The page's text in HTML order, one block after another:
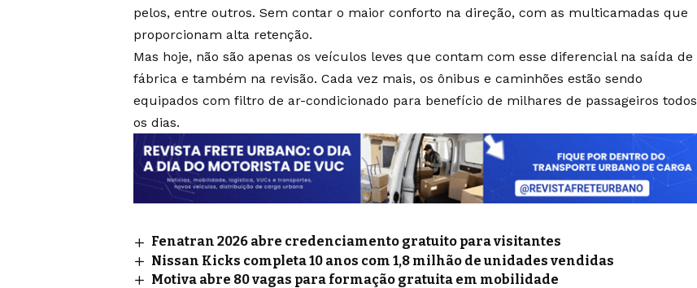
pelos, entre outros. Sem contar o maior conforto na direção, com as multicamadas que
proporcionam alta retenção.
Mas hoje, não são apenas os veículos leves que contam com esse diferencial na saída de
fábrica e também na revisão. Cada vez mais, os ônibus e caminhões estão sendo
equipados com filtro de ar-condicionado para benefício de milhares de passageiros todos
os dias.
Fenatran 2026 abre credenciamento gratuito para visitantes
Nissan Kicks completa 10 anos com 1,8 milhão de unidades vendidas
Motiva abre 80 vagas para formação gratuita em mobilidade